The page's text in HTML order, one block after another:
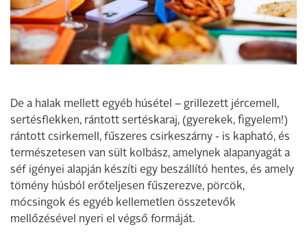
De a halak mellett egyéb húsétel – grillezett jércemell,
sertésflekken, rántott sertéskaraj, (gyerekek, figyelem!)
rántott csirkemell, fűszeres csirkeszárny - is kapható, és
természetesen van sült kolbász, amelynek alapanyagát a
séf igényei alapján készíti egy beszállító hentes, és amely
tömény húsból erőteljesen fűszerezve, pörcök,
mócsingok és egyéb kellemetlen összetevők
mellőzésével nyeri el végső formáját.